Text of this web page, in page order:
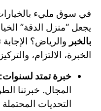
في سوق مليء
يجعل “منزل الدقة”
بالخبر والرياض؟
الخبرة، الالتزام،
خبرة تمتد لسنوات:
المجال. خبرتنا
التحديات